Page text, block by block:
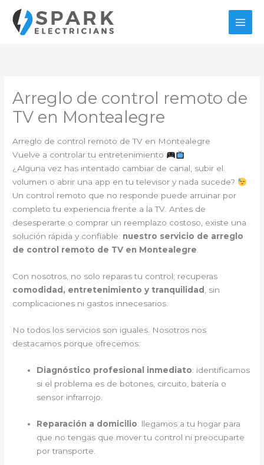
contenido
Arreglo de control remoto de
TV en Montealegre
Arreglo de control remoto de TV en Montealegre
Vuelve a controlar tu entretenimiento
¿Alguna vez has intentado cambiar de canal, subir el
volumen o abrir una app en tu televisor y nada sucede?
Un control remoto que no responde puede arruinar por
completo tu experiencia frente a la TV. Antes de
desesperarte o comprar un reemplazo costoso, existe una
solución rápida y confiable: nuestro servicio de arreglo
de control remoto de TV en Montealegre.
Con nosotros, no solo reparas tu control; recuperas
comodidad, entretenimiento y tranquilidad
, sin
complicaciones ni gastos innecesarios.
No todos los servicios son iguales. Nosotros nos
destacamos porque ofrecemos:
Diagnóstico profesional inmediato: identificamos
si el problema es de botones, circuito, batería o
sensor infrarrojo.
Reparación a domicilio: llegamos a tu hogar para
que no tengas que mover tu control ni preocuparte
por transporte.